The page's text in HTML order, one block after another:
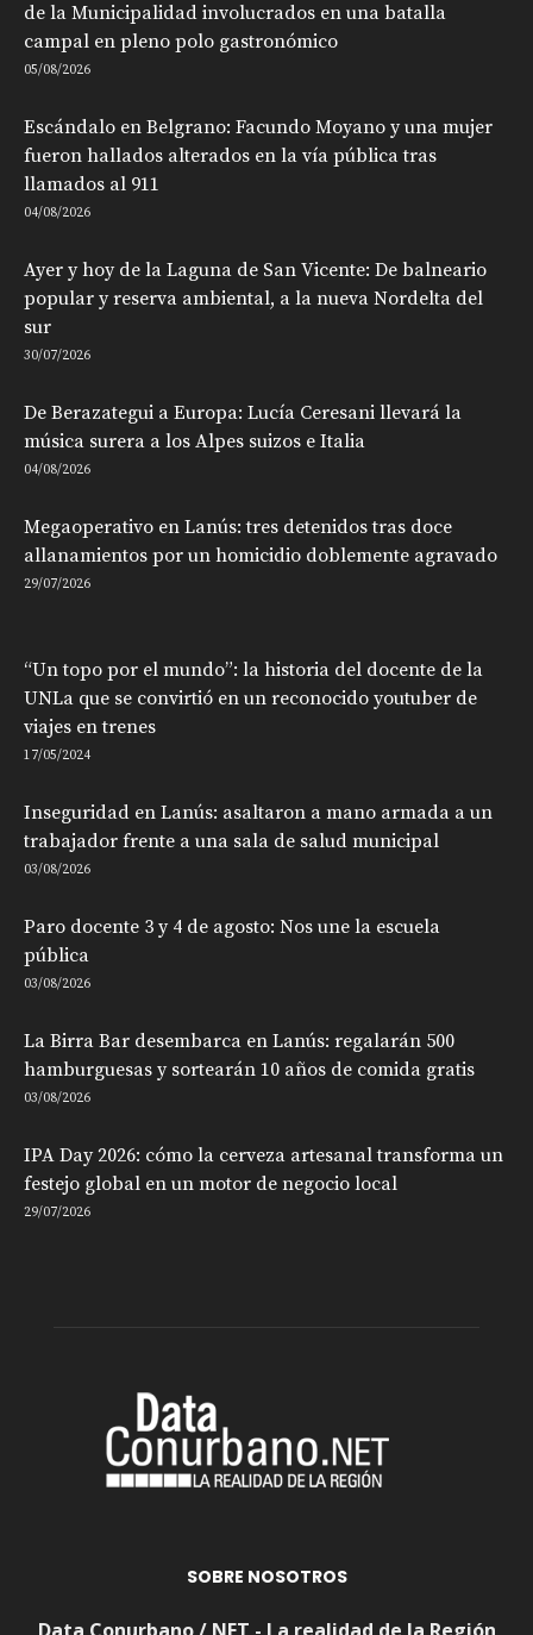
de la Municipalidad involucrados en una batalla
campal en pleno polo gastronómico
05/08/2026
Escándalo en Belgrano: Facundo Moyano y una mujer
fueron hallados alterados en la vía pública tras
llamados al 911
04/08/2026
Ayer y hoy de la Laguna de San Vicente: De balneario
popular y reserva ambiental, a la nueva Nordelta del
sur
30/07/2026
De Berazategui a Europa: Lucía Ceresani llevará la
música surera a los Alpes suizos e Italia
04/08/2026
Megaoperativo en Lanús: tres detenidos tras doce
allanamientos por un homicidio doblemente agravado
29/07/2026
“Un topo por el mundo”: la historia del docente de la
UNLa que se convirtió en un reconocido youtuber de
viajes en trenes
17/05/2024
Inseguridad en Lanús: asaltaron a mano armada a un
trabajador frente a una sala de salud municipal
03/08/2026
Paro docente 3 y 4 de agosto: Nos une la escuela
pública
03/08/2026
La Birra Bar desembarca en Lanús: regalarán 500
hamburguesas y sortearán 10 años de comida gratis
03/08/2026
IPA Day 2026: cómo la cerveza artesanal transforma un
festejo global en un motor de negocio local
29/07/2026
SOBRE NOSOTROS